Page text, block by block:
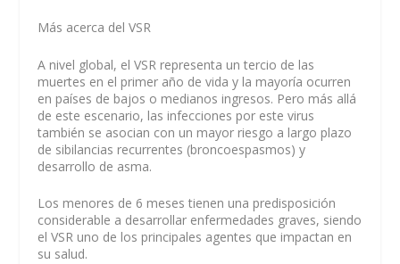
Más acerca del VSR
A nivel global, el VSR representa un tercio de las
muertes en el primer año de vida y la mayoría ocurren
en países de bajos o medianos ingresos. Pero más allá
de este escenario, las infecciones por este virus
también se asocian con un mayor riesgo a largo plazo
de sibilancias recurrentes (broncoespasmos) y
desarrollo de asma.
Los menores de 6 meses tienen una predisposición
considerable a desarrollar enfermedades graves, siendo
el VSR uno de los principales agentes que impactan en
su salud.